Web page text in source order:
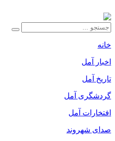
خانه
اخبار آمل
تاریخ آمل
گردشگری آمل
افتخارات آمل
صدای شهروند